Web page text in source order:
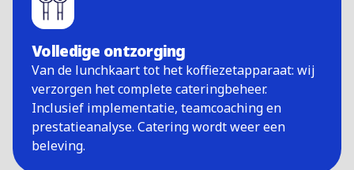
Volledige ontzorging
Van de lunchkaart tot het koffiezetapparaat: wij
verzorgen het complete cateringbeheer.
Inclusief implementatie, teamcoaching en
prestatieanalyse. Catering wordt weer een
beleving.